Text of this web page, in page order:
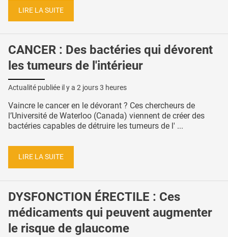
LIRE LA SUITE
CANCER : Des bactéries qui dévorent
les tumeurs de l'intérieur
Actualité publiée il y a 2 jours 3 heures
Vaincre le cancer en le dévorant ? Ces chercheurs de
l’Université de Waterloo (Canada) viennent de créer des
bactéries capables de détruire les tumeurs de l' ...
LIRE LA SUITE
DYSFONCTION ÉRECTILE : Ces
médicaments qui peuvent augmenter
le risque de glaucome